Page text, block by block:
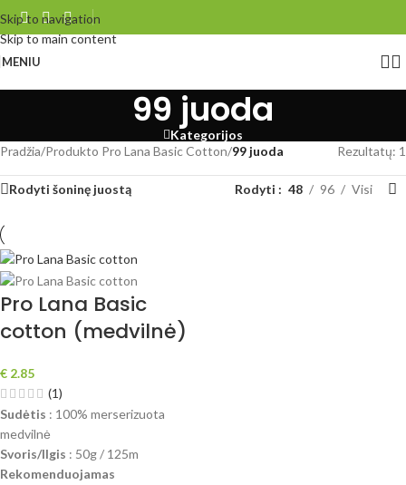
Skip to navigation
Skip to main content
MENIU
99 juoda
Kategorijos
Pradžia/Produkto Pro Lana Basic Cotton/99 juoda Rezultatų: 1
Rodyti šoninę juostą Rodyti 48 96 Visi
Pro Lana Basic
cotton (medvilnė)
€ 2.85
(1)
Sudėtis : 100% merserizuota
medvilnė
Svoris/Ilgis : 50g / 125m
Rekomenduojamas